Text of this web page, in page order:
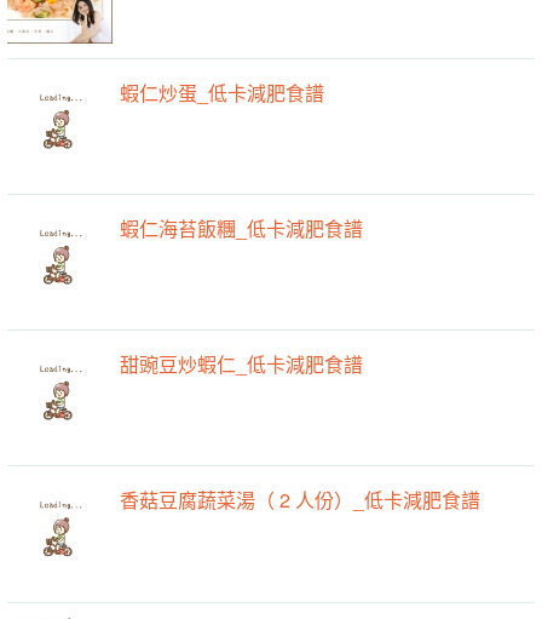
蝦仁炒蛋_低卡減肥食譜
蝦仁海苔飯糰_低卡減肥食譜
甜豌豆炒蝦仁_低卡減肥食譜
香菇豆腐蔬菜湯（ 2 人份）_低卡減肥食譜